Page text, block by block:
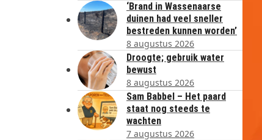
‘Brand in Wassenaarse
duinen had veel sneller
bestreden kunnen worden’
8 augustus 2026
Droogte; gebruik water
bewust
8 augustus 2026
Sam Babbel – Het paard
staat nog steeds te
wachten
7 augustus 2026